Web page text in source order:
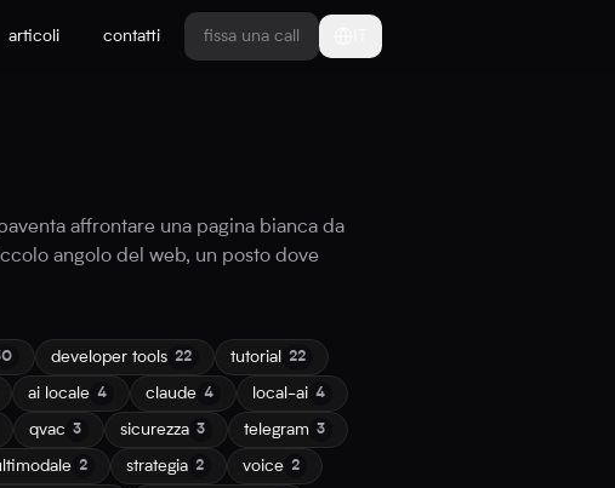
articoli contatti fissa una call
affrontare una pagina bianca da
angolo del web, un posto dove
developer tools 22 tutorial 22
ai locale 4 claude 4 local-ai 4
qvac 3 sicurezza 3 telegram 3
2 strategia 2 voice 2